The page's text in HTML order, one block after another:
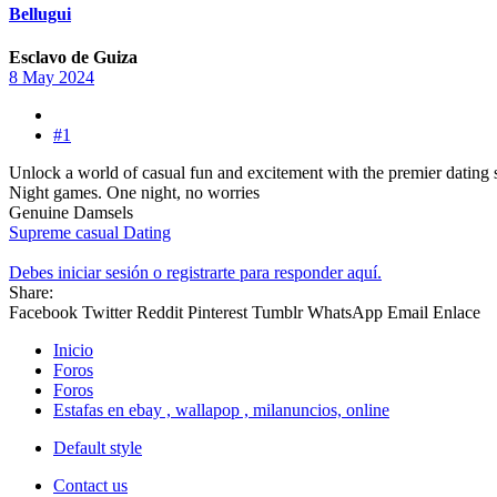
Bellugui
Esclavo de Guiza
8 May 2024
#1
Unlock a world of casual fun and excitement with the premier dating
Night games. One night, no worries
Genuine Damsels
Supreme casual Dating
Debes iniciar sesión o registrarte para responder aquí.
Share:
Facebook Twitter Reddit Pinterest Tumblr WhatsApp Email Enlace
Inicio
Foros
Foros
Estafas en ebay , wallapop , milanuncios, online
Default style
Contact us